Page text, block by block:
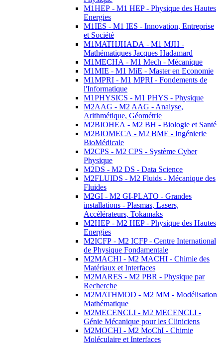
M1HEP - M1 HEP - Physique des Hautes
Energies
M1IES - M1 IES - Innovation, Entreprise
et Société
M1MATHJHADA - M1 MJH -
Mathématiques Jacques Hadamard
M1MECHA - M1 Mech - Mécanique
M1MIE - M1 MiE - Master en Economie
M1MPRI - M1 MPRI - Fondements de
l'Informatique
M1PHYSICS - M1 PHYS - Physique
M2AAG - M2 AAG - Analyse,
Arithmétique, Géométrie
M2BIOHEA - M2 BH - Biologie et Santé
M2BIOMECA - M2 BME - Ingénierie
BioMédicale
M2CPS - M2 CPS - Système Cyber
Physique
M2DS - M2 DS - Data Science
M2FLUIDS - M2 Fluids - Mécanique des
Fluides
M2GI - M2 GI-PLATO - Grandes
installations - Plasmas, Lasers,
Accélérateurs, Tokamaks
M2HEP - M2 HEP - Physique des Hautes
Energies
M2ICFP - M2 ICFP - Centre International
de Physique Fondamentale
M2MACHI - M2 MACHI - Chimie des
Matériaux et Interfaces
M2MARES - M2 PBR - Physique par
Recherche
M2MATHMOD - M2 MM - Modélisation
Mathématique
M2MECENCLI - M2 MECENCLI -
Génie Mécanique pour les Cliniciens
M2MOCHI - M2 MoChI - Chimie
Moléculaire et Interfaces